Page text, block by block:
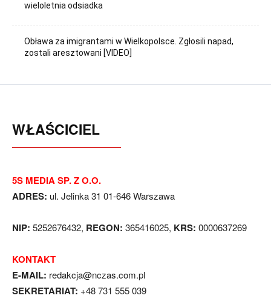
wieloletnia odsiadka
Obława za imigrantami w Wielkopolsce. Zgłosili napad,
zostali aresztowani [VIDEO]
WŁAŚCICIEL
5S MEDIA SP. Z O.O.
ADRES: ul. Jelinka 31 01-646 Warszawa
NIP: 5252676432, REGON: 365416025, KRS: 0000637269
KONTAKT
E-MAIL: redakcja@nczas.com.pl
SEKRETARIAT: +48 731 555 039